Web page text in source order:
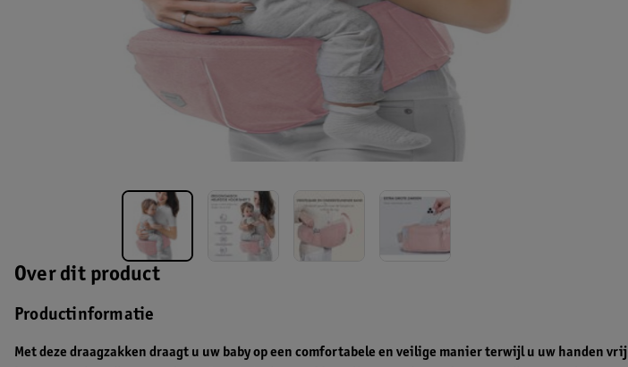
Over dit product
Productinformatie
Met deze draagzakken draagt u uw baby op een comfortabele en veilige manier terwijl u uw handen vrij